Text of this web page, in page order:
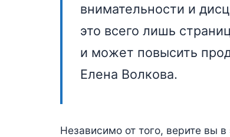
внимательности и
это всего лишь
и может повысить
Елена Волкова.
Независимо от того, верите вы